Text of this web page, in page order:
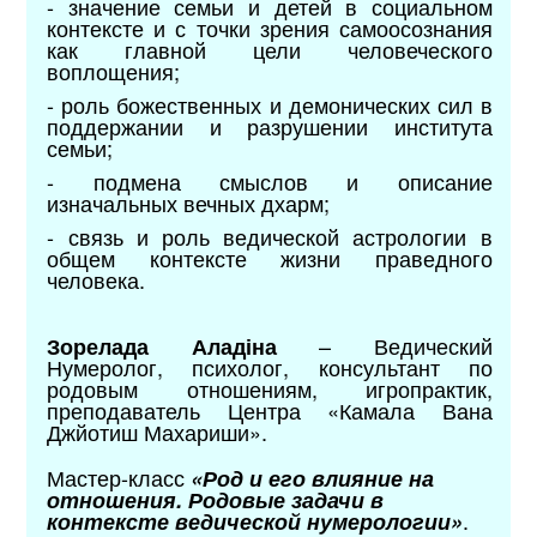
контексте и с точки зрения самоосознания
как главной цели человеческого
воплощения;
- роль божественных и демонических сил в
поддержании и разрушении института
семьи;
- подмена смыслов и описание
изначальных вечных дхарм;
- связь и роль ведической астрологии в
общем контексте жизни праведного
человека.
Зорелада Аладіна– Ведический
Нумеролог, психолог, консультант по
родовым отношениям, игропрактик,
преподаватель Центра «Камала Вана
Джйотиш Махариши».
Мастер-класс «Род и его влияние на
отношения. Родовые задачи в
контексте ведической нумерологии».